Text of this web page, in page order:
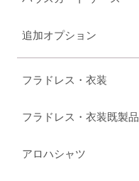
追加オプション
フラドレス・衣装
フラドレス・衣装既製品
アロハシャツ